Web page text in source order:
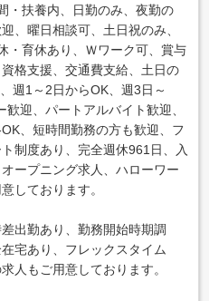
・扶養内、日勤のみ、夜勤の
、曜日相談可、土日祝のみ、
・育休あり、Ｗワーク可、賞与
格支援、交通費支給、土日の
週1～2日からOK、週3日～
迎、パートアルバイト歓迎、
、短時間勤務の方も歓迎、フ
制度あり、完全週休961日、入
ープニング求人、ハローワー
しております。
出勤あり、勤務開始時期調
宅あり、フレックスタイム
人もご用意しております。